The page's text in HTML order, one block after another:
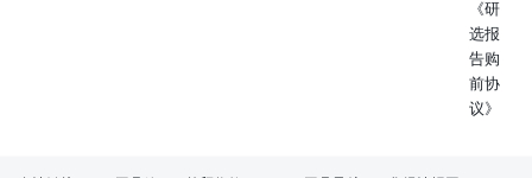
增量。消费端，短期消费端对锌价支撑有限，但远期来看，
出口和政策加持下，消费或有好转预期，然考虑房地产拖累
和基建的锌领域新能源占比极少，预计改善情况有限，静待
时间传导。库存端，截至5月9日，SMM国内锌锭库存总量
为21.29万吨，环比减少0.34万吨。综合来看，矿端虽有复
《研
选报
告购
前协
议》